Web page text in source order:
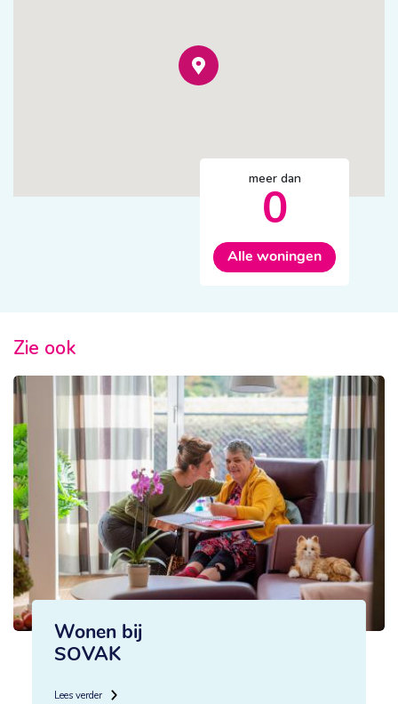
meer dan
0
Alle woningen
Zie ook
Wonen bij
SOVAK
Lees verder